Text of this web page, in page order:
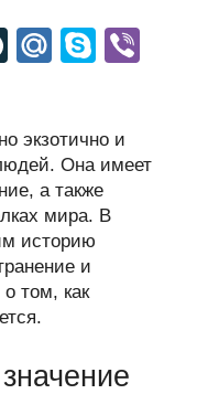
Li
J
o
ur
n
al
M
u
S
e
экзотично и
Она имеет
а также
мира. В
историю
и
том, как